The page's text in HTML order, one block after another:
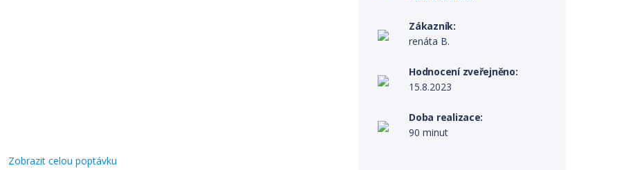
Zobrazit celou poptávku
Zákazník:
renáta B.
Hodnocení zveřejněno:
15.8.2023
Doba realizace:
90 minut